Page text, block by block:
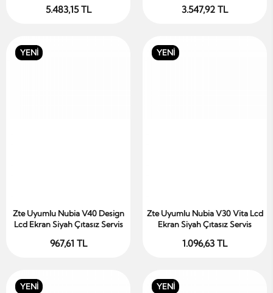
5.483,15 TL 3.547,92 TL
YENİ
Sepete Ekle
Zte Uyumlu Nubia V40 Design
Lcd Ekran Siyah Çıtasız Servis
967,61 TL
YENİ
Sepete Ekle
Zte Uyumlu Nubia V30 Vita Lcd
Ekran Siyah Çıtasız Servis
1.096,63 TL
YENİ YENİ